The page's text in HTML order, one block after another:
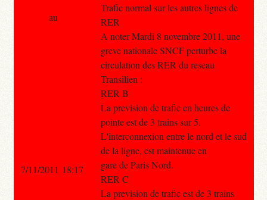
Trafic normal sur les autres lignes de
RER
A noter Mardi 8 novembre 2011, une
greve nationale SNCF perturbe la
circulation des RER du reseau
Transilien :
RER B
La prevision de trafic en heures de
pointe est de 3 trains sur 5.
L'interconnexion entre le nord et le sud
de la ligne, est maintenue en
gare de Paris Nord.
RER C
La prevision de trafic est de 3 trains
au
7/11/2011 18:17